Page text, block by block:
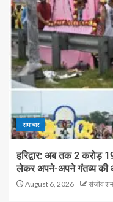
समाचार
हरिद्वार: अब तक 2 करोड़
लेकर अपने-अपने गंतव्य की
August 6, 2026 संजीव